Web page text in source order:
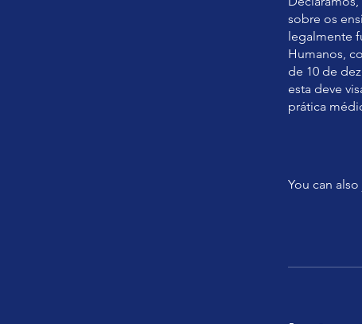
sobre os
legalmente
Humanos,
de 10 de
esta deve
prática
You can